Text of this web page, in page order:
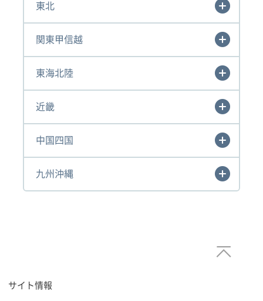
東北
関東甲信越
東海北陸
近畿
中国四国
九州沖縄
サイト情報